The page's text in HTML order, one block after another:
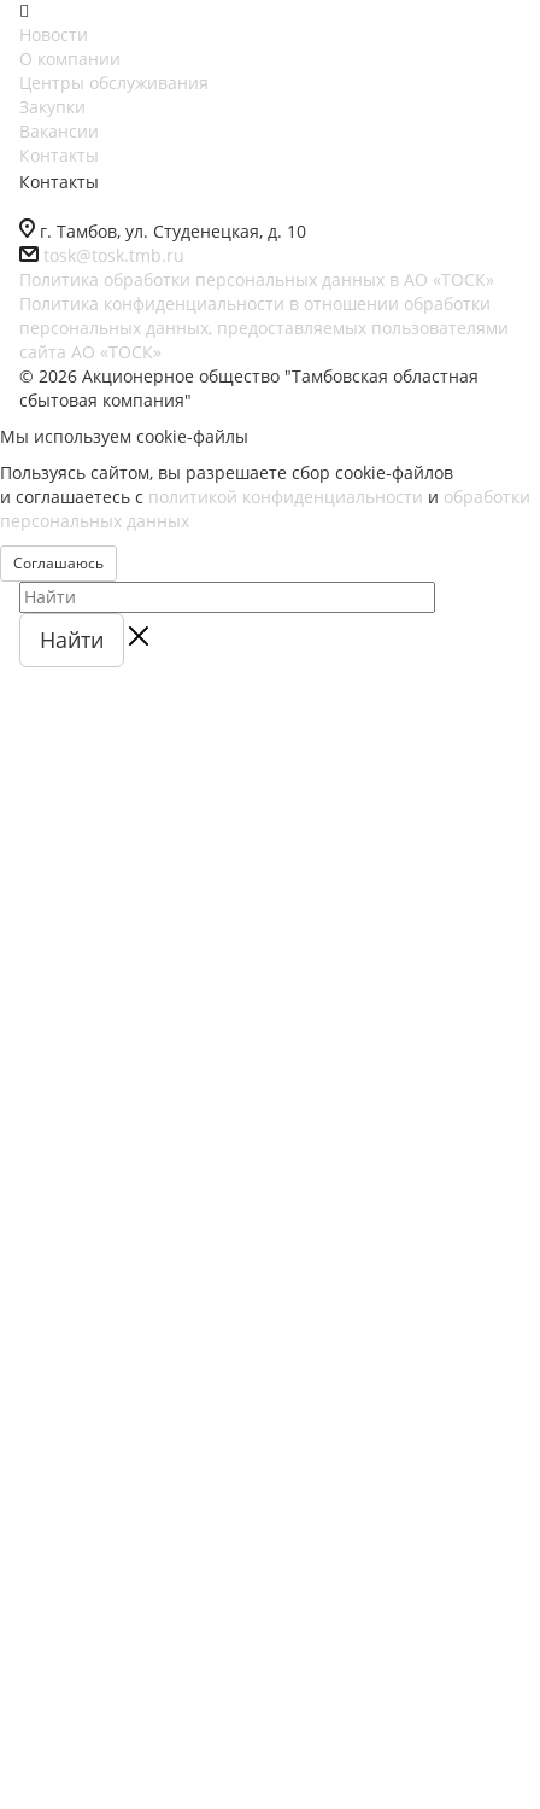
Новости
О компании
Центры обслуживания
Закупки
Вакансии
Контакты
Контакты
г. Тамбов, ул. Студенецкая, д. 10
tosk@tosk.tmb.ru
Политика обработки персональных данных в АО «ТОСК»
Политика конфиденциальности в отношении обработки
персональных данных, предоставляемых пользователями
сайта АО «ТОСК»
© 2026 Акционерное общество "Тамбовская областная
сбытовая компания"
Мы используем cookie-файлы
Пользуясь сайтом, вы разрешаете сбор cookie-файлов
и соглашаетесь с политикой конфиденциальности и обработки
персональных данных
Соглашаюсь
Найти